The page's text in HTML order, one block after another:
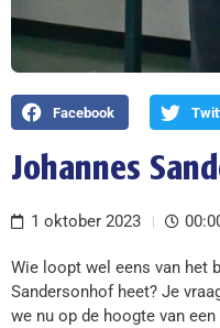
Facebook
Johannes
1 oktober 2023
Wie loopt wel eens van het
Sandersonhof heet? Je
we nu op de hoogte van